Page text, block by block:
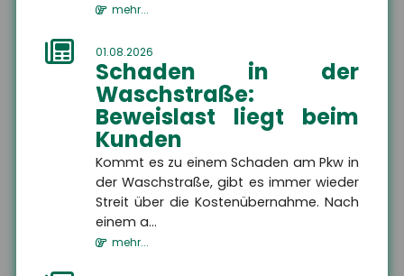
mehr...
01.08.2026
Schaden in der
Waschstraße:
Beweislast liegt beim
Kunden
Kommt es zu einem Schaden am Pkw in
der Waschstraße, gibt es immer wieder
Streit über die Kostenübernahme. Nach
einem a...
mehr...
HSH Versicherungsmakler
Am Wasserlauf 5
07333 Unterwellenborn
+49 3671 6743-0
+49 3671 6743-22